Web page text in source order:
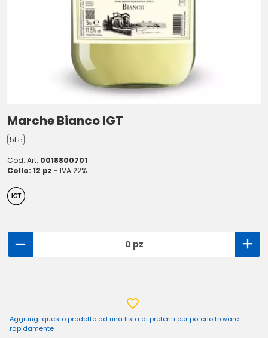
Marche Bianco IGT
5l ℮
Cod. Art. 0018800701
Collo: 12 pz - IVA 22%
0 pz
Aggiungi questo prodotto ad una lista di preferiti per poterlo trovare
rapidamente